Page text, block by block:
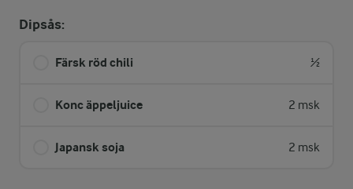
Dipsås:
Färsk röd chili ½
Konc äppeljuice 2 msk
Japansk soja 2 msk